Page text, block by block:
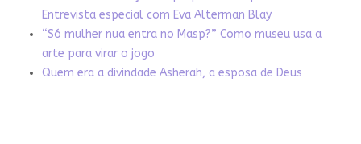
Entrevista especial com Eva Alterman Blay
“Só mulher nua entra no Masp?” Como museu usa a
arte para virar o jogo
Quem era a divindade Asherah, a esposa de Deus